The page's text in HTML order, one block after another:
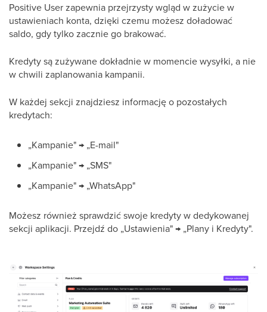
Positive User zapewnia przejrzysty wgląd w zużycie w
ustawieniach konta, dzięki czemu możesz doładować
saldo, gdy tylko zacznie go brakować.
Kredyty są zużywane dokładnie w momencie wysyłki, a nie
w chwili zaplanowania kampanii.
W każdej sekcji znajdziesz informację o pozostałych
kredytach:
„Kampanie" → „E-mail"
„Kampanie" → „SMS"
„Kampanie" → „WhatsApp"
Możesz również sprawdzić swoje kredyty w dedykowanej
sekcji aplikacji. Przejdź do „Ustawienia" → „Plany i Kredyty".